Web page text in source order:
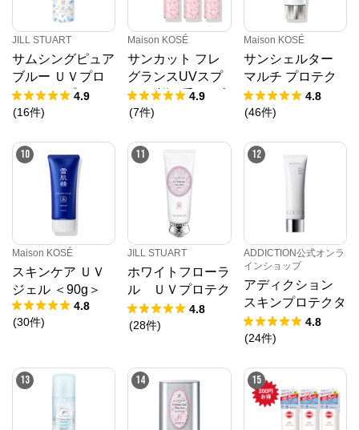
JILL STUART
サムシングピュア
ブルー ＵＶプロ
テクトスプレー
4.9
(16件)
Maison KOSÉ
サンカット フレ
グランスUVスプ
レー 桜の香り 3本
セット
4.9
(7件)
Maison KOSÉ
サンシェルター
マルチ プロテク
ション コンフォ
ート ＜35g＞
4.8
(46件)
10
Maison KOSÉ
スキンケア ＵＶ
ジェル ＜90g＞
4.8
(30件)
11
JILL STUART
ホワイトフローラ
ル ＵＶプロテク
ター
4.8
(28件)
12
ADDICTION公式オンラ
インショップ
アディクション
スキンプロテクタ
ー SPF 50+ PA+
+++
4.8
(24件)
13 14 15